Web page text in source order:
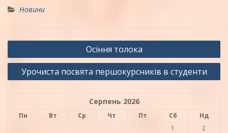
Новини
Навігація
записів
Осіння толока
Урочиста посвята першокурсників в студенти
Серпень 2026
Пн Вт Ср Чт Пт Сб
Нд
1
2